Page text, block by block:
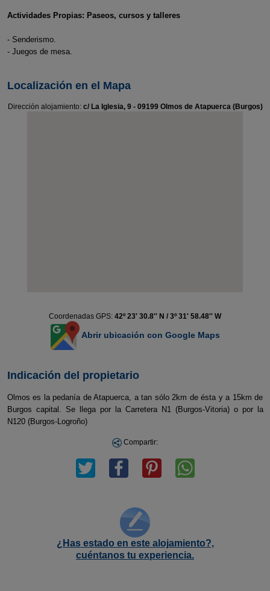
Actividades Propias: Paseos, cursos y talleres
- Senderismo.
- Juegos de mesa.
Localización en el Mapa
Dirección alojamiento: c/ La Iglesia, 9 - 09199 Olmos de Atapuerca (Burgos)
Coordenadas GPS: 42º 23' 30.8'' N / 3º 31' 58.48'' W
Abrir ubicación con Google Maps
Indicación del propietario
Olmos es la pedanía de Atapuerca, a tan sólo 2km de ésta y a 15km de
Burgos capital. Se llega por la Carretera N1 (Burgos-Vitoria) o por la
N120 (Burgos-Logroño)
Compartir:
¿Has estado en este alojamiento?,
cuéntanos tu experiencia.